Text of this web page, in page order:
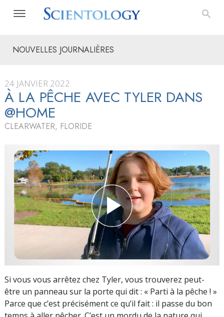
NOUVELLES JOURNALIÈRES
24 JANVIER 2022
À LA PÊCHE AVEC TYLER DANS
@HOME
CLEARWATER, FLORIDE
Si vous vous arrêtez chez Tyler, vous trouverez peut-
être un panneau sur la porte qui dit : « Parti à la pêche ! »
Parce que c’est précisément ce qu’il fait : il passe du bon